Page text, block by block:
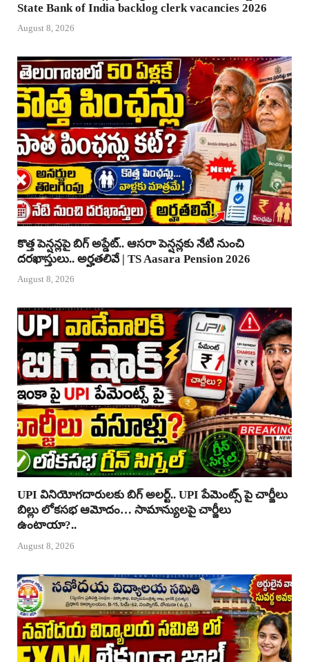
State Bank of India backlog clerk vacancies 2026
August 8, 2026
కొత్త పెన్షన్లపై బిగ్ అప్డేట్.. ఆసరా పెన్షన్లకు నేటి నుంచి
దరఖాస్తులు.. అర్హతలివే | TS Aasara Pension 2026
August 8, 2026
UPI వినియోగదారులకు బిగ్ అలర్ట్.. UPI పేమెంట్స్ పై చార్జీలు
బిల్లు లోకసభ ఆమోదం… సామాన్యులపై చార్జీలు
ఉంటాయా?..
August 8, 2026